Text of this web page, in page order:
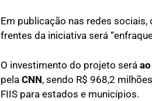
Em publicação nas redes sociais,
frentes da iniciativa será
O investimento do projeto será
pela CNN, sendo R$ 968,2
FIIS para estados e municípios.